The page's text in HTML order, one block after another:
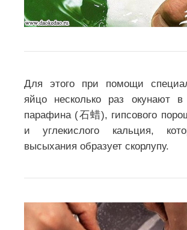
Для этого при помощи
яйцо несколько раз окунают в
парафина (石蜡), гипсового
и углекислого кальция,
высыхания образует скорлупу.